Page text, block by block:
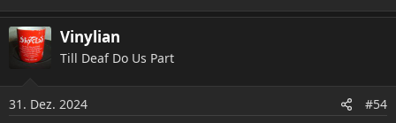
Vinylian
Till Deaf Do Us Part
31. Dez. 2024 #54